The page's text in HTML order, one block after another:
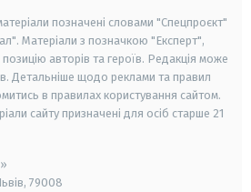
позначені словами "Спецпроєкт"
Матеріали з позначкою "Експерт",
авторів та героїв. Редакція може
Детальніше щодо реклами та правил
в правилах користування сайтом.
сайту призначені для осіб старше 21
79008